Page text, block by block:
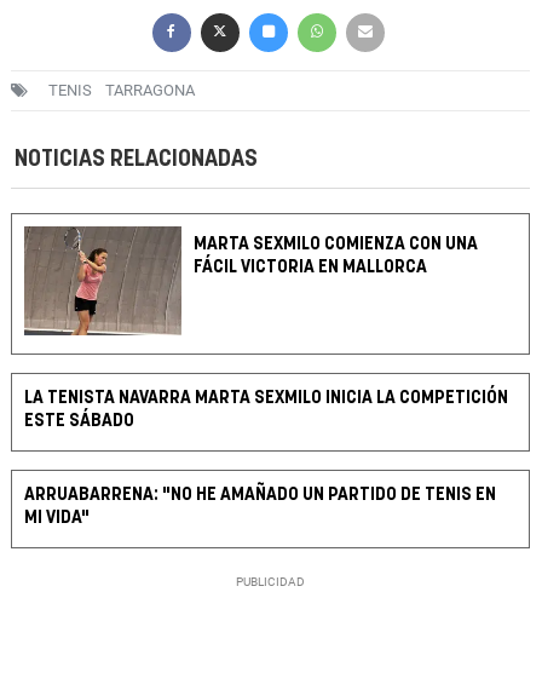
TENIS TARRAGONA
NOTICIAS RELACIONADAS
MARTA SEXMILO COMIENZA CON UNA
FÁCIL VICTORIA EN MALLORCA
LA TENISTA NAVARRA MARTA SEXMILO INICIA LA COMPETICIÓN
ESTE SÁBADO
ARRUABARRENA: "NO HE AMAÑADO UN PARTIDO DE TENIS EN
MI VIDA"